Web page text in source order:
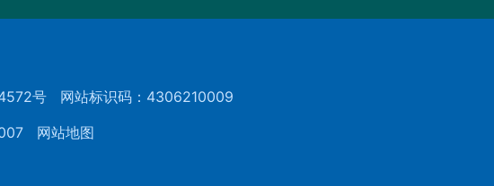
号
网站标识码：4306210009
网站地图